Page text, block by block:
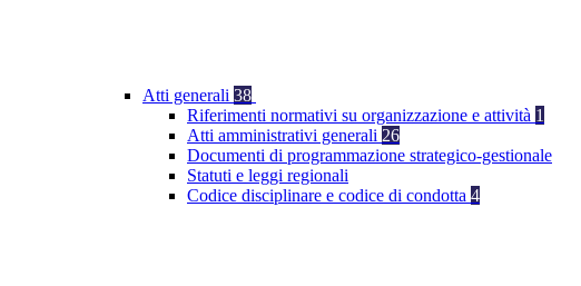
Atti generali 38
Riferimenti normativi su organizzazione e attività 1
Atti amministrativi generali 26
Documenti di programmazione strategico-gestionale
Statuti e leggi regionali
Codice disciplinare e codice di condotta 4